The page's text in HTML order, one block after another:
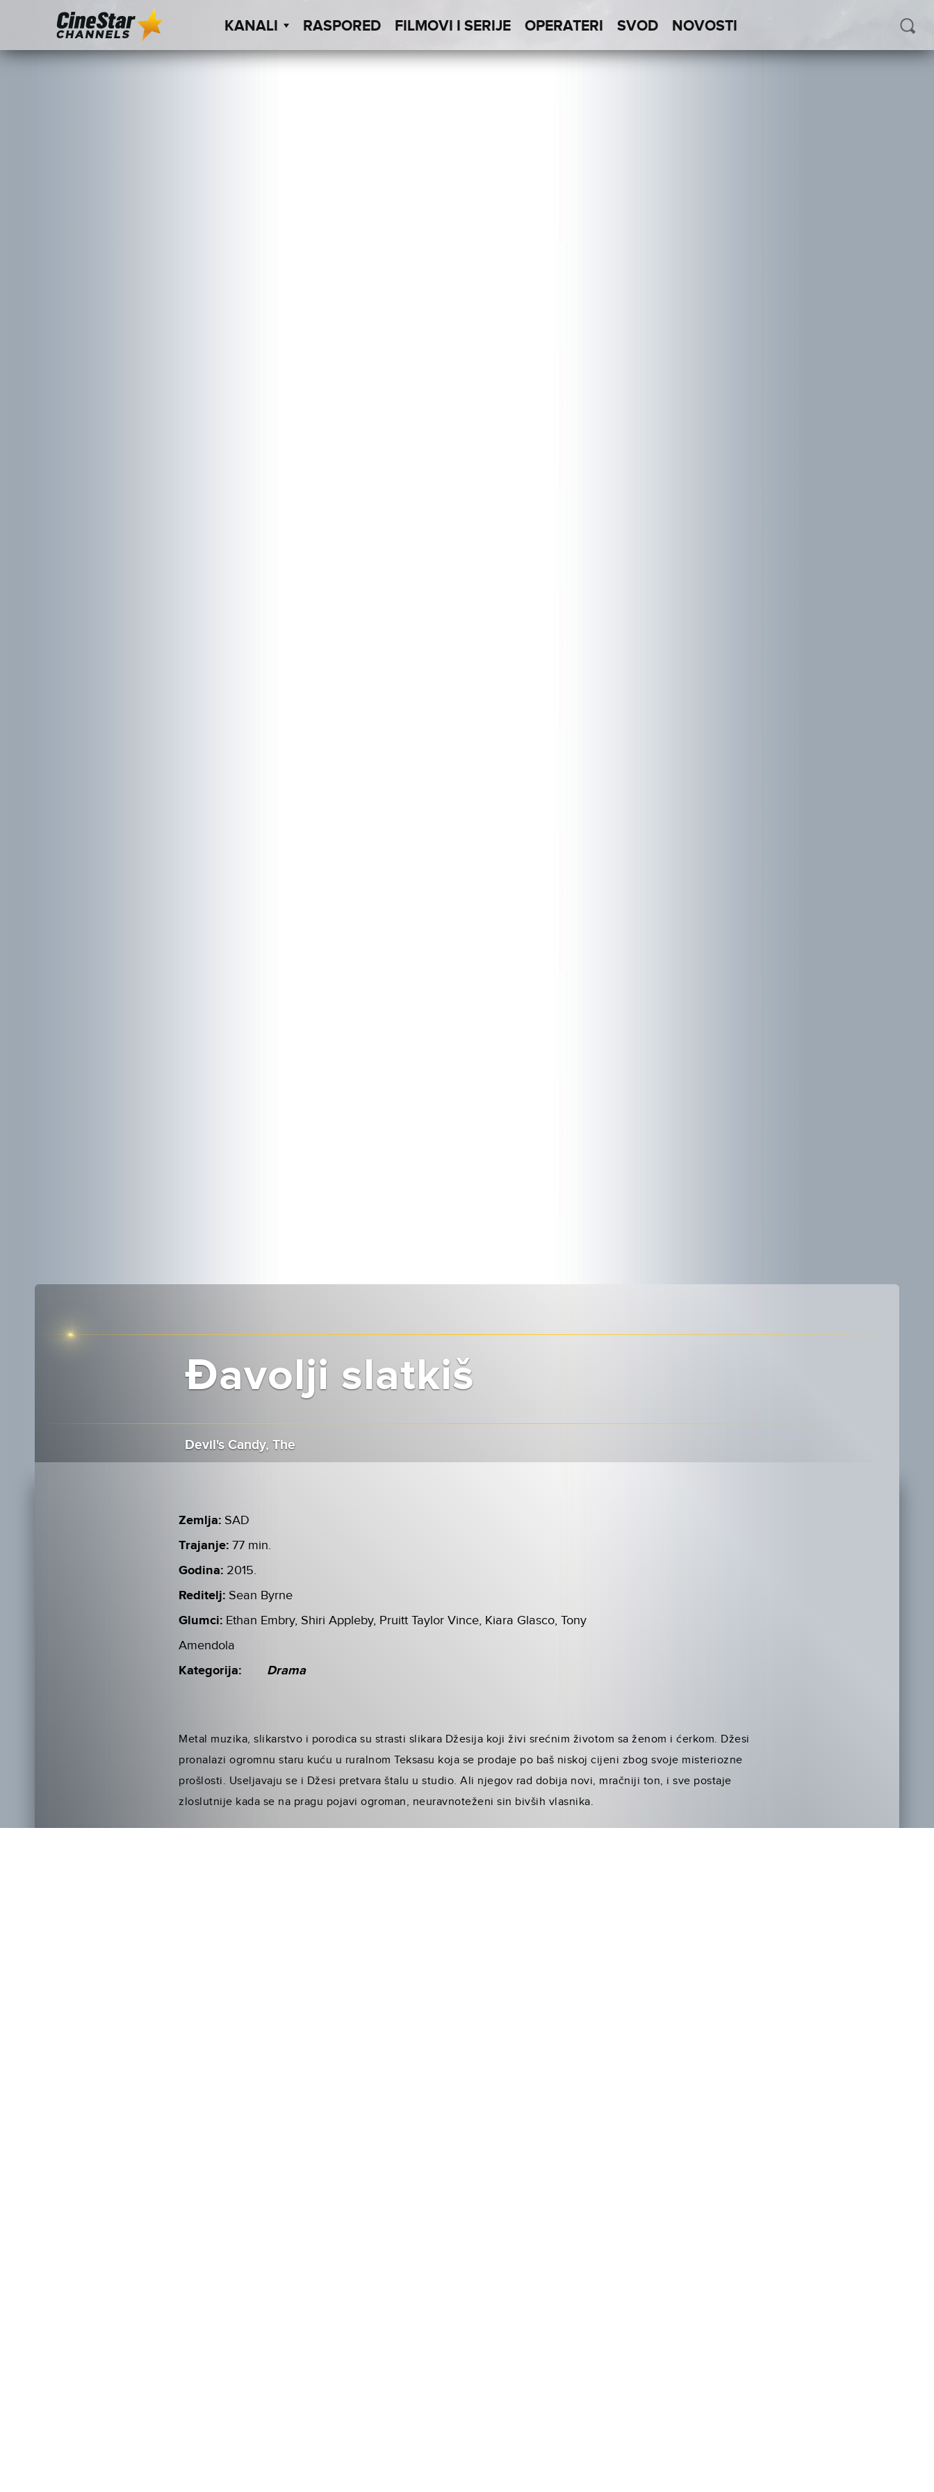
KANALI RASPORED FILMOVI I SERIJE OPERATERI SVOD NOVOSTI
Đavolji slatkiš
Devil's Candy, The
Zemlja: SAD
Trajanje: 77 min.
Godina: 2015.
Reditelj: Sean Byrne
Glumci: Ethan Embry, Shiri Appleby, Pruitt Taylor Vince, Kiara Glasco, Tony
Amendola
Kategorija: Drama
Metal muzika, slikarstvo i porodica su strasti slikara Džesija koji živi srećnim životom sa ženom i ćerkom. Džesi
pronalazi ogromnu staru kuću u ruralnom Teksasu koja se prodaje po baš niskoj cijeni zbog svoje misteriozne
prošlosti. Useljavaju se i Džesi pretvara štalu u studio. Ali njegov rad dobija novi, mračniji ton, i sve postaje
zloslutnije kada se na pragu pojavi ogroman, neuravnoteženi sin bivših vlasnika.